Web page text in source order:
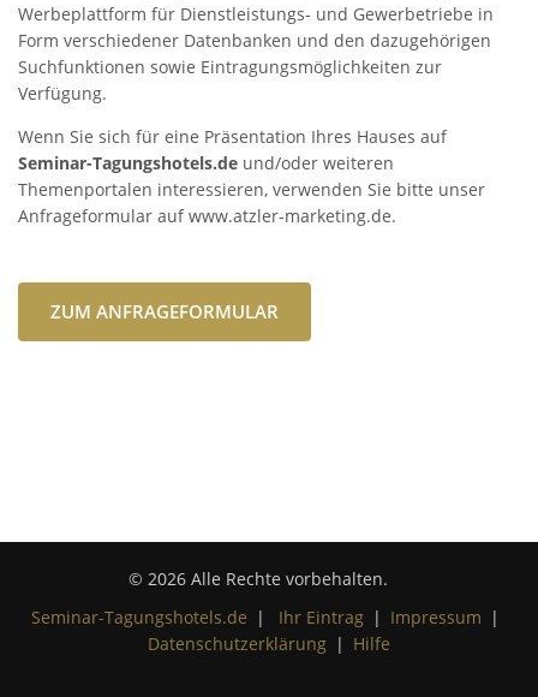
Werbeplattform für Dienstleistungs- und Gewerbetriebe in
Form verschiedener Datenbanken und den dazugehörigen
Suchfunktionen sowie Eintragungsmöglichkeiten zur
Verfügung.
Wenn Sie sich für eine Präsentation Ihres Hauses auf
Seminar-Tagungshotels.de und/oder weiteren
Themenportalen interessieren, verwenden Sie bitte unser
Anfrageformular auf www.atzler-marketing.de.
ZUM ANFRAGEFORMULAR
© 2026 Alle Rechte vorbehalten.
Seminar-Tagungshotels.de | Ihr Eintrag | Impressum |
Datenschutzerklärung | Hilfe